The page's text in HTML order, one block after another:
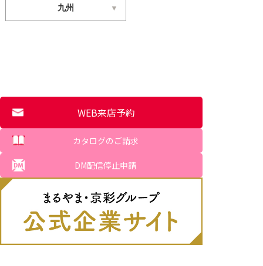
九州
WEB来店予約
カタログのご請求
DM配信停止申請